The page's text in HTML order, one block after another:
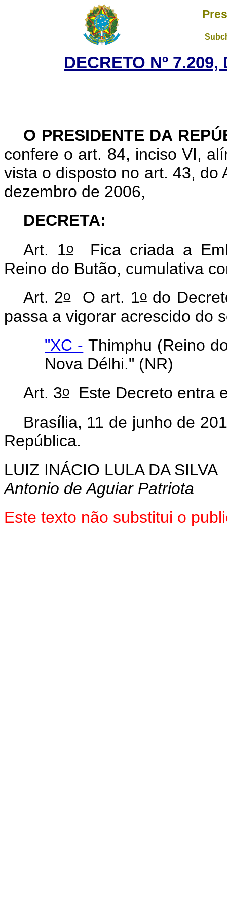
DECRETO Nº
O PRESIDENTE DA
confere o art. 84, inciso VI,
vista o disposto no art. 43, do
dezembro de 2006,
DECRETA:
Art. 1oFica criada a
Reino do Butão, cumulativa
Art. 2oO art. 1odo
passa a vigorar acrescido do
"XC - Thimphu (Reino
Nova Délhi." (NR)
Art. 3oEste Decreto entra
Brasília, 11 de junho de
República.
LUIZ INÁCIO LULA DA SILVA
Antonio de Aguiar Patriota
Este texto não substitui o